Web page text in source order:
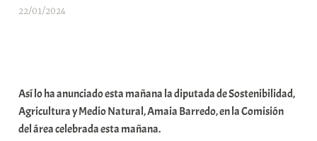
22/01/2024
r
E
r
Así lo ha anunciado esta mañana la diputada de Sostenibilidad,
Agricultura y Medio Natural, Amaia Barredo, en la Comisión
del área celebrada esta mañana.